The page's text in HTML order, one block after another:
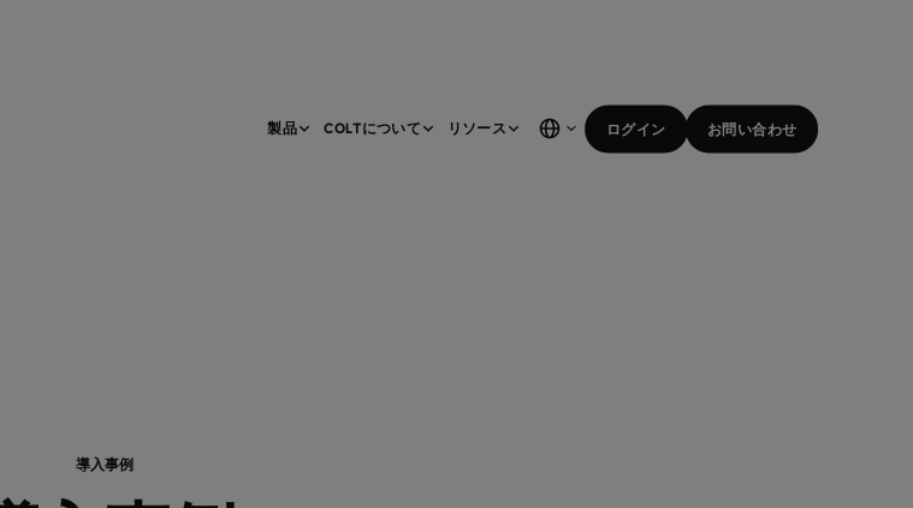
製品 COLTについて リソース ログイン お問い合わせ
導入事例